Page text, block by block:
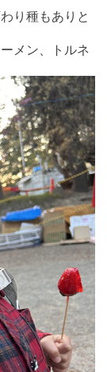
り種もありと
メン、トルネ